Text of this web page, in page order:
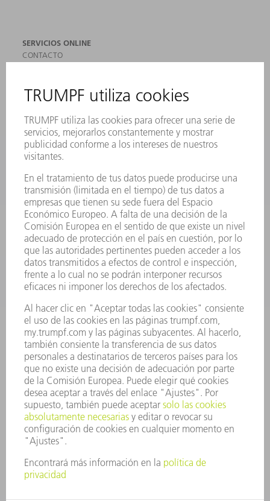
SERVICIOS ONLINE
CONTACTO
REGISTRO PARA EL BOLETÍN INFORMATIVO
MYTRUMPF
FICHAS TÉCNICAS DE SEGURIDAD
PRODUCTOS
MÁQUINAS Y SISTEMAS
LÁSER
HERRAMIENTAS PORTÁTILES
FÁBRICA INTELIGENTE
SOFTWARE
SERVICIOS
APLICACIONES
SECTORES
EMPRESA
CARRERA PROFESIONAL
OFERTAS DE TRABAJO
PERFIL DE LA EMPRESA
INFORME ANUAL
PRINCIPIOS CORPORATIVOS
CUMPLIMIENTO
SISTEMA DE INFORMADORES
SEGURIDAD
COMUNICADOS DE PRENSA
REVISTAS
SOSTENIBILIDAD
MEDIO AMBIENTE Y CLIMA
SOCIEDAD Y EMPRESA
GESTIÓN EMPRESARIAL